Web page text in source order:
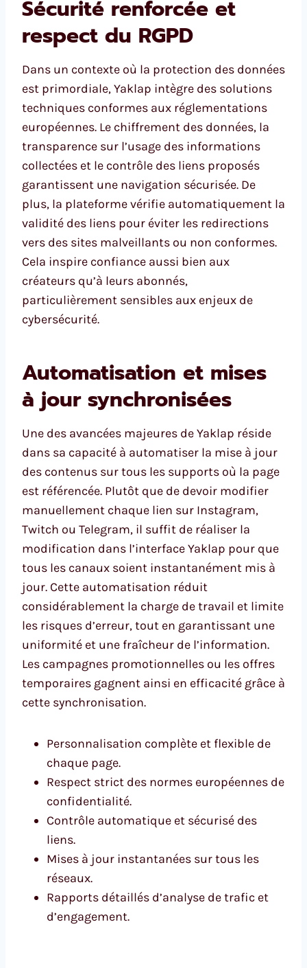
Sécurité renforcée et
respect du RGPD
Dans un contexte où la protection des données
est primordiale, Yaklap intègre des solutions
techniques conformes aux réglementations
européennes. Le chiffrement des données, la
transparence sur l’usage des informations
collectées et le contrôle des liens proposés
garantissent une navigation sécurisée. De
plus, la plateforme vérifie automatiquement la
validité des liens pour éviter les redirections
vers des sites malveillants ou non conformes.
Cela inspire confiance aussi bien aux
créateurs qu’à leurs abonnés,
particulièrement sensibles aux enjeux de
cybersécurité.
Automatisation et mises
à jour synchronisées
Une des avancées majeures de Yaklap réside
dans sa capacité à automatiser la mise à jour
des contenus sur tous les supports où la page
est référencée. Plutôt que de devoir modifier
manuellement chaque lien sur Instagram,
Twitch ou Telegram, il suffit de réaliser la
modification dans l’interface Yaklap pour que
tous les canaux soient instantanément mis à
jour. Cette automatisation réduit
considérablement la charge de travail et limite
les risques d’erreur, tout en garantissant une
uniformité et une fraîcheur de l’information.
Les campagnes promotionnelles ou les offres
temporaires gagnent ainsi en efficacité grâce à
cette synchronisation.
Personnalisation complète et flexible de
chaque page.
Respect strict des normes européennes de
confidentialité.
Contrôle automatique et sécurisé des
liens.
Mises à jour instantanées sur tous les
réseaux.
Rapports détaillés d’analyse de trafic et
d’engagement.